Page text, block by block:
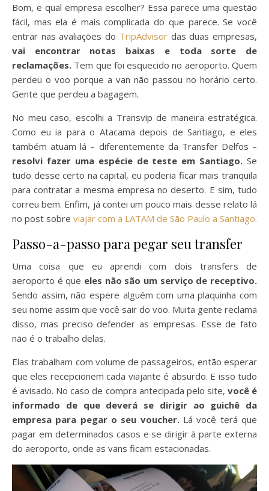
Bom, e qual empresa escolher? Essa parece uma questão
fácil, mas ela é mais complicada do que parece. Se você
entrar nas avaliações do TripAdvisordas duas empresas,
vai encontrar notas baixas e toda sorte de
reclamações. Tem que foi esquecido no aeroporto. Quem
perdeu o voo porque a van não passou no horário certo.
Gente que perdeu a bagagem.
No meu caso, escolhi a Transvip de maneira estratégica.
Como eu ia para o Atacama depois de Santiago, e eles
também atuam lá – diferentemente da Transfer Delfos –
resolvi fazer uma espécie de teste em Santiago. Se
tudo desse certo na capital, eu poderia ficar mais tranquila
para contratar a mesma empresa no deserto. E sim, tudo
correu bem. Enfim, já contei um pouco mais desse relato lá
no post sobre viajar com a LATAM de São Paulo a Santiago.
Passo-a-passo para pegar seu transfer
Uma coisa que eu aprendi com dois transfers de
aeroporto é que eles não são um serviço de receptivo.
Sendo assim, não espere alguém com uma plaquinha com
seu nome assim que você sair do voo. Muita gente reclama
disso, mas preciso defender as empresas. Esse de fato
não é o trabalho delas.
Elas trabalham com volume de passageiros, então esperar
que eles recepcionem cada viajante é absurdo. E isso tudo
é avisado. No caso de compra antecipada pelo site, você é
informado de que deverá se dirigir ao guichê da
empresa para pegar o seu voucher.Lá você terá que
pagar em determinados casos e se dirigir à parte externa
do aeroporto, onde as vans ficam estacionadas.